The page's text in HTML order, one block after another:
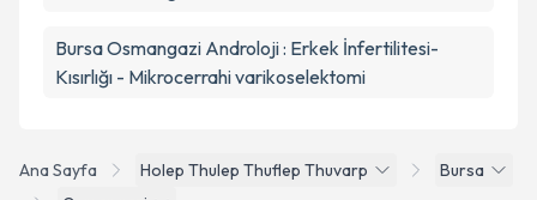
Ana Sayfa Holep Thulep Thuflep Thuvarp
Bursa
Bursa Osmangazi Androloji : Erkek İnfertilitesi-
Kısırlığı - Mikrocerrahi varikoselektomi